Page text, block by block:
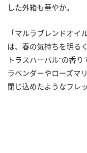
した外箱も華やか。
「マルラブレンドオイ
は、春の気持ちを明る
トラスハーバル”の香
ラベンダーやローズマ
閉じ込めたようなフレ